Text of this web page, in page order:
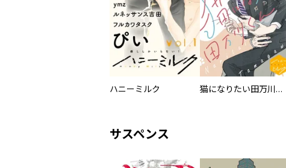
ハニーミルク 猫になりたい田万川くん 分冊版
サスペンス